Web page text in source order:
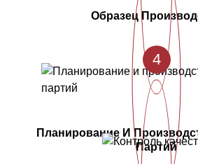
Образец
4
Планирование И
Партий